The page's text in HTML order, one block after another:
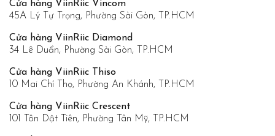
Cửa hàng ViinRiic Vincom
45A Lý Tự Trọng, Phường Sài Gòn, TP.HCM
Cửa hàng ViinRiic Diamond
34 Lê Duẩn, Phường Sài Gòn, TP.HCM
Cửa hàng ViinRiic Thiso
10 Mai Chí Thọ, Phường An Khánh, TP.HCM
Cửa hàng ViinRiic Crescent
101 Tôn Dật Tiên, Phường Tân Mỹ, TP.HCM